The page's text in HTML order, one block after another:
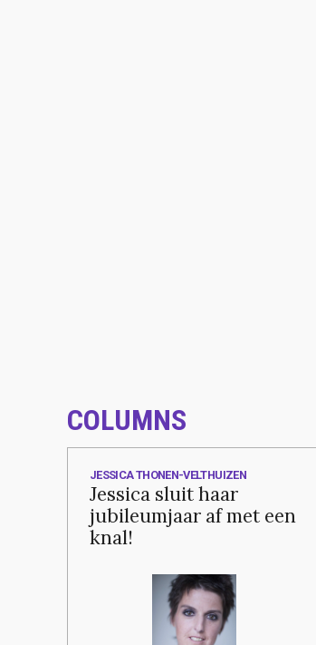
COLUMNS
JESSICA THONEN-VELTHUIZEN
Jessica sluit haar
jubileumjaar af met een
knal!